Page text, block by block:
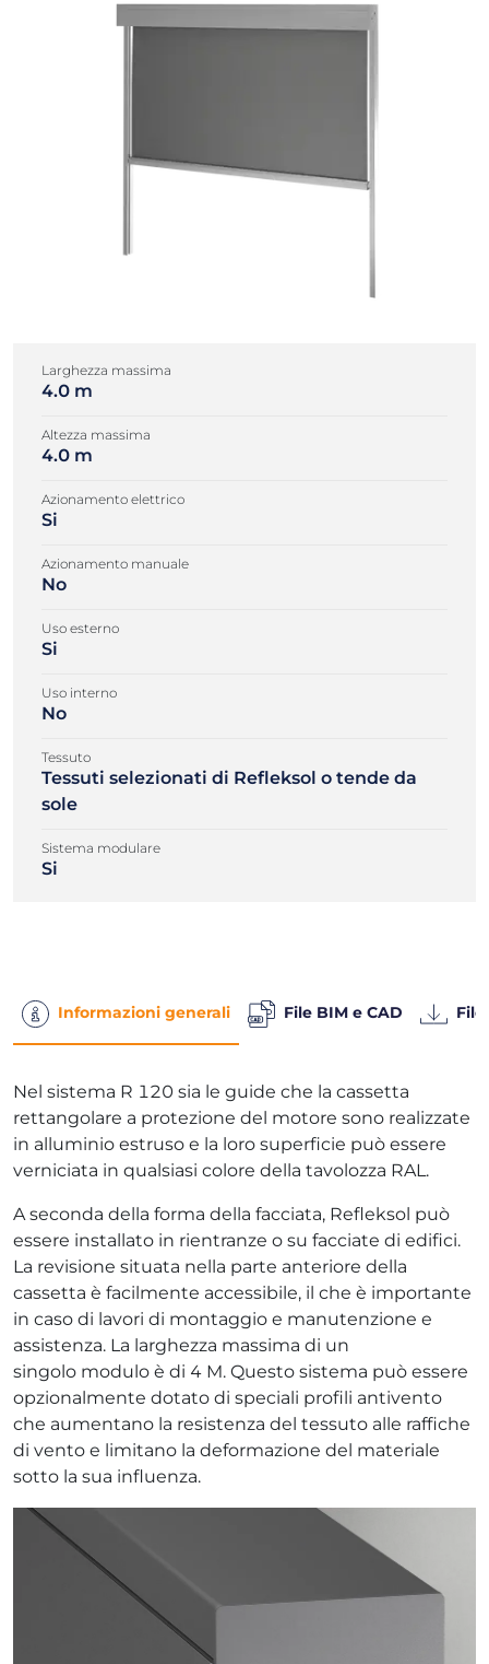
Larghezza massima
4.0 m
Altezza massima
4.0 m
Azionamento elettrico
Si
Azionamento manuale
No
Uso esterno
Si
Uso interno
No
Tessuto
Tessuti selezionati di Refleksol o tende da
sole
Sistema modulare
Si
Informazioni generali File BIM e CAD File
Nel sistema R 120 sia le guide che la cassetta
rettangolare a protezione del motore sono realizzate
in alluminio estruso e la loro superficie può essere
verniciata in qualsiasi colore della tavolozza RAL.
A seconda della forma della facciata, Refleksol può
essere installato in rientranze o su facciate di edifici.
La revisione situata nella parte anteriore della
cassetta è facilmente accessibile, il che è importante
in caso di lavori di montaggio e manutenzione e
assistenza. La larghezza massima di un
singolo modulo è di 4 M. Questo sistema può essere
opzionalmente dotato di speciali profili antivento
che aumentano la resistenza del tessuto alle raffiche
di vento e limitano la deformazione del materiale
sotto la sua influenza.